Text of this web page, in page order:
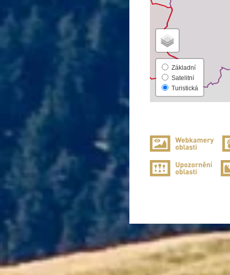
Základní
Satelitní
Turistická